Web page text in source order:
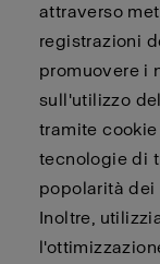
attraverso
registrazioni
promuovere i
sull'utilizzo
tramite
tecnologie di
popolarità
Inoltre,